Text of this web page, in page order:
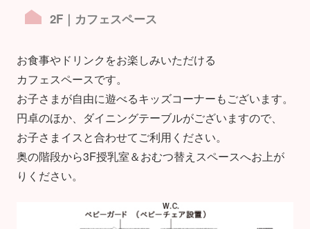
2F｜カフェスペース
お食事やドリンクをお楽しみいただける
カフェスペースです。
お子さまが自由に遊べるキッズコーナーもございます。
円卓のほか、ダイニングテーブルがございますので、
お子さまイスと合わせてご利用ください。
奥の階段から3F授乳室＆おむつ替えスペースへお上が
りください。